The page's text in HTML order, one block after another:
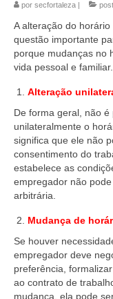
por secfortaleza |
A alteração do
questão importante
porque mudanças no
vida pessoal e
Alteração
De forma geral, não
unilateralmente o
significa que ele não
consentimento do
estabelece as
empregador não
arbitrária.
Mudança de
Se houver
empregador deve
preferência,
ao contrato de
mudança, ela pode